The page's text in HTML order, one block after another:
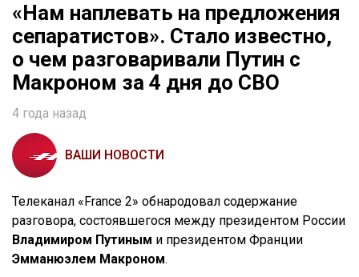
«Нам наплевать на предложения
сепаратистов». Стало известно,
о чем разговаривали Путин с
Макроном за 4 дня до СВО
4 года назад
ВАШИ НОВОСТИ
Телеканал «France 2» обнародовал содержание
разговора, состоявшегося между президентом России
Владимиром Путиным и президентом Франции
Эмманюэлем Макроном.